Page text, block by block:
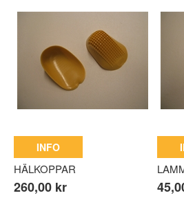
INFO
HÄLKOPPAR
260,00 kr